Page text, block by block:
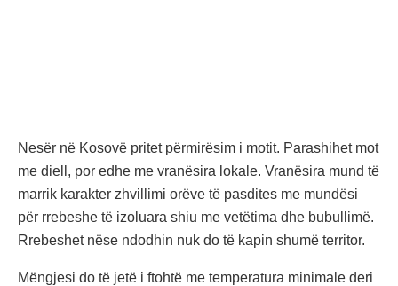
Nesër në Kosovë pritet përmirësim i motit. Parashihet mot
me diell, por edhe me vranësira lokale. Vranësira mund të
marrik karakter zhvillimi orëve të pasdites me mundësi
për rrebeshe të izoluara shiu me vetëtima dhe bubullimë.
Rrebeshet nëse ndodhin nuk do të kapin shumë territor.
Mëngjesi do të jetë i ftohtë me temperatura minimale deri